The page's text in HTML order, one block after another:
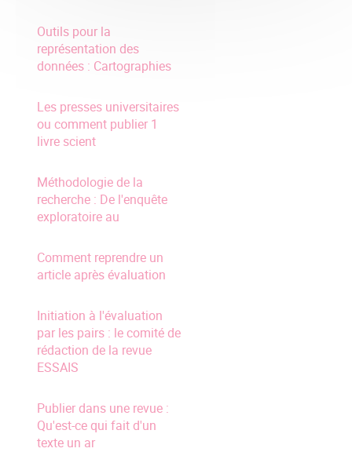
Outils pour la
représentation des
données : Cartographies
Les presses universitaires
ou comment publier 1
livre scient
Méthodologie de la
recherche : De l'enquête
exploratoire au
Comment reprendre un
article après évaluation
Initiation à l'évaluation
par les pairs : le comité de
rédaction de la revue
ESSAIS
Publier dans une revue :
Qu'est-ce qui fait d'un
texte un ar